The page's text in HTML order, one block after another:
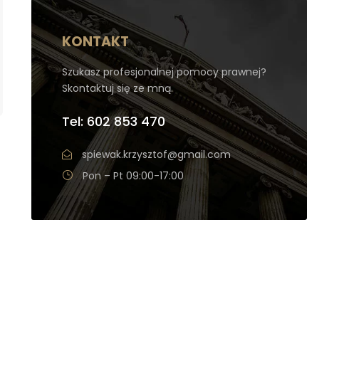
KONTAKT
Szukasz profesjonalnej pomocy prawnej?
Skontaktuj się ze mną.
Tel: 602 853 470
spiewak.krzysztof@gmail.com
Pon – Pt 09:00-17:00